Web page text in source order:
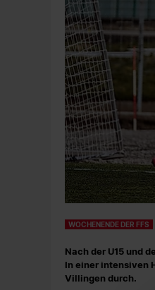
WOCHENENDE DER FFS
Nach der U15 und
In einer intensiven
Villingen durch.